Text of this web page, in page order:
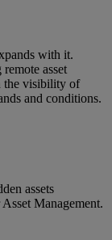
with it.
asset
the visibility of
and conditions.
assets
Management.